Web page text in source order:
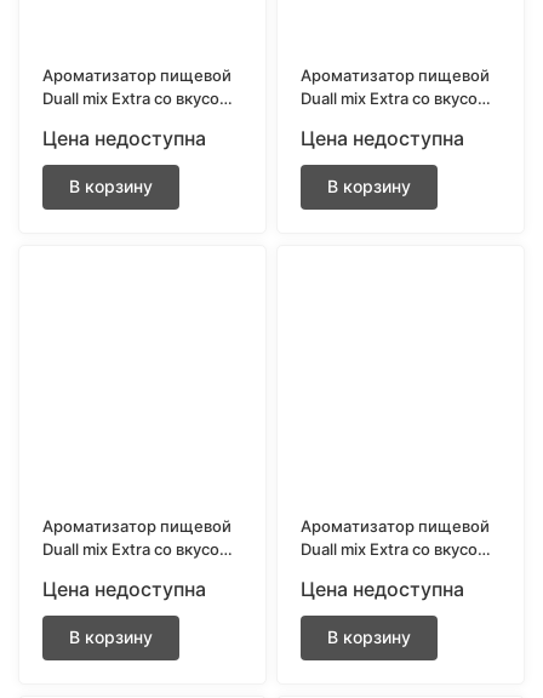
Ароматизатор пищевой
Duall mix Extra со вкусом
мл.
Цена недоступна
В корзину
Ароматизатор пищевой
Duall mix Extra со вкусом
мл.
Цена недоступна
В корзину
Ароматизатор пищевой
Duall mix Extra со вкусом
грейпфрут клубника 13
мл.
Цена недоступна
В корзину
Ароматизатор пищевой
Duall mix Extra со вкусом
13 мл.
Цена недоступна
В корзину